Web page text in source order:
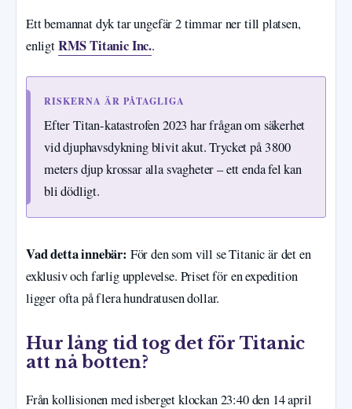
Ett bemannat dyk tar ungefär 2 timmar ner till platsen,
enligtRMS Titanic Inc..
RISKERNA ÄR PÅTAGLIGA
Efter Titan-katastrofen 2023 har frågan om säkerhet
vid djuphavsdykning blivit akut. Trycket på 3 800
meters djup krossar alla svagheter – ett enda fel kan
bli dödligt.
Vad detta innebär: För den som vill se Titanic är det en
exklusiv och farlig upplevelse. Priset för en expedition
ligger ofta på flera hundratusen dollar.
Hur lång tid tog det för Titanic
att nå botten?
Från kollisionen med isberget klockan 23:40 den 14 april